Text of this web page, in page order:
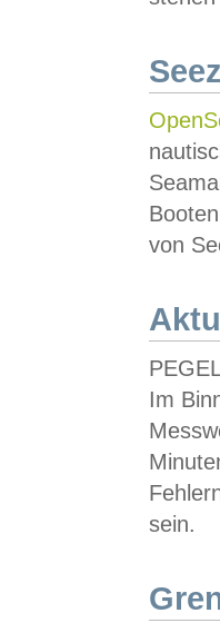
von
Im
sein.